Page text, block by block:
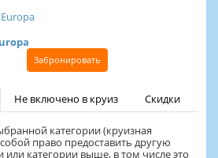
Забронировать
Не включено в круиз Скидки
категории (круизная
право предоставить другую
или категории выше, в том числе это